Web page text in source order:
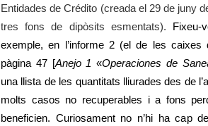
Entidades de Crédito (creada el 29 de juny
tres fons de dipòsits esmentats). Fixeu-
exemple, en l’informe 2 (el de les caixes
pàgina 47 [Anejo 1 «Operaciones de
una llista de les quantitats lliurades des de
molts casos no recuperables ia fons
beneficien. Curiosament no n’hi ha cap